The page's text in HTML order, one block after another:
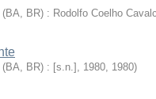
(BA, BR) : Rodolfo Coelho
(BA, BR) : [s.n.], 1980, 1980)